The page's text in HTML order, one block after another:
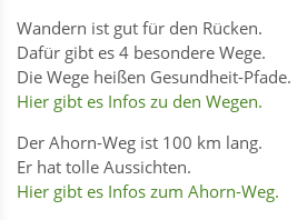
Wandern ist gut für den Rücken.
Dafür gibt es 4 besondere Wege.
Die Wege heißen Gesundheit-Pfade.
Hier gibt es Infos zu den Wegen.
Der Ahorn-Weg ist 100 km lang.
Er hat tolle Aussichten.
Hier gibt es Infos zum Ahorn-Weg.